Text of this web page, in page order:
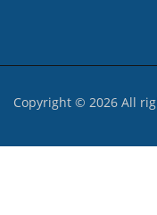
Copyright © 2026 All